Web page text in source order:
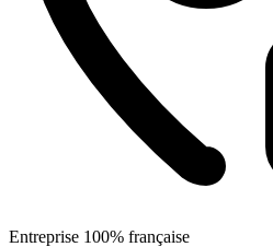
Entreprise 100% française